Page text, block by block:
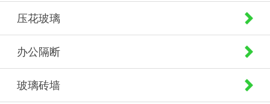
压花玻璃
办公隔断
玻璃砖墙